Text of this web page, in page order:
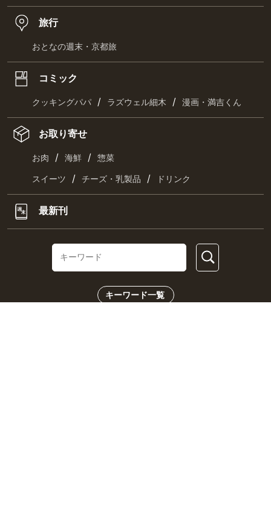
旅行
おとなの週末・京都旅
コミック
クッキングパパ / ラズウェル細木 / 漫画・満吉くん
お取り寄せ
お肉 / 海鮮 / 惣菜
スイーツ / チーズ・乳製品 / ドリンク
最新刊
キーワード一覧